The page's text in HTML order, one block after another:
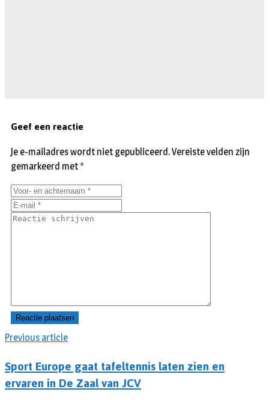
Previous article
Sport Europe gaat tafeltennis laten zien en
ervaren in De Zaal van JCV
Geef een reactie
Je e-mailadres wordt niet gepubliceerd.Vereiste velden zijn
gemarkeerd met *